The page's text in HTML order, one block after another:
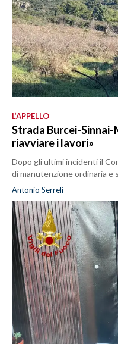
L’APPELLO
Strada Burcei-
riavviare i lavori»
Dopo gli ultimi incidenti il
di manutenzione ordinaria e
Antonio Serreli